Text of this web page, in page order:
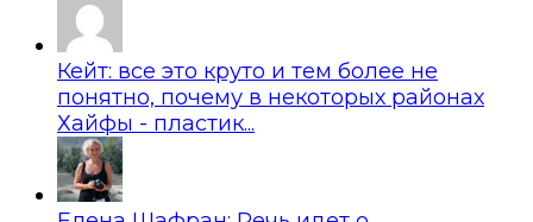
Кейт: все это круто и тем более не
понятно, почему в некоторых районах
Хайфы - пластик...